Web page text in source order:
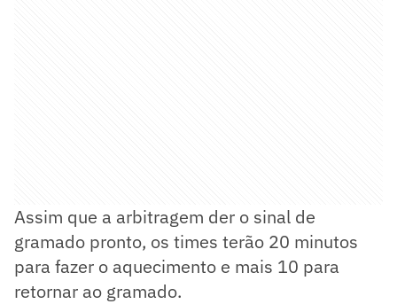
Assim que a arbitragem der o sinal de
gramado pronto, os times terão 20 minutos
para fazer o aquecimento e mais 10 para
retornar ao gramado.